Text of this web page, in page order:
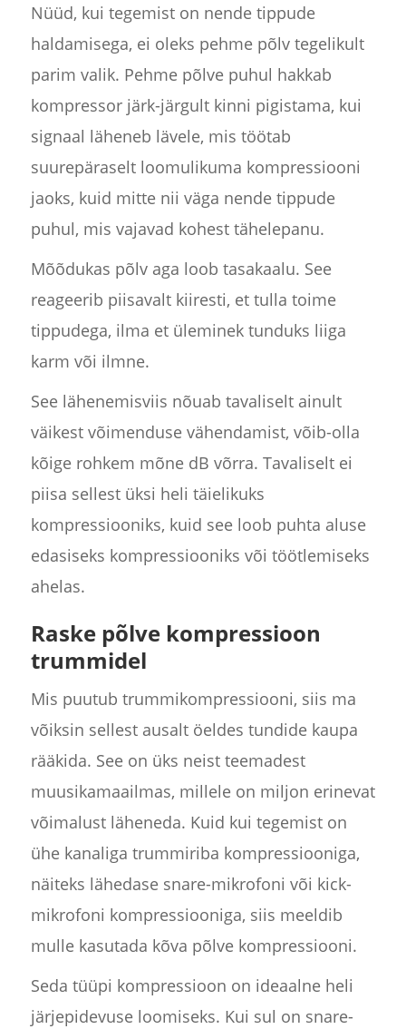
Nüüd, kui tegemist on nende tippude
haldamisega, ei oleks pehme põlv tegelikult
parim valik. Pehme põlve puhul hakkab
kompressor järk-järgult kinni pigistama, kui
signaal läheneb lävele, mis töötab
suurepäraselt loomulikuma kompressiooni
jaoks, kuid mitte nii väga nende tippude
puhul, mis vajavad kohest tähelepanu.
Mõõdukas põlv aga loob tasakaalu. See
reageerib piisavalt kiiresti, et tulla toime
tippudega, ilma et üleminek tunduks liiga
karm või ilmne.
See lähenemisviis nõuab tavaliselt ainult
väikest võimenduse vähendamist, võib-olla
kõige rohkem mõne dB võrra. Tavaliselt ei
piisa sellest üksi heli täielikuks
kompressiooniks, kuid see loob puhta aluse
edasiseks kompressiooniks või töötlemiseks
ahelas.
Raske põlve kompressioon
trummidel
Mis puutub trummikompressiooni, siis ma
võiksin sellest ausalt öeldes tundide kaupa
rääkida. See on üks neist teemadest
muusikamaailmas, millele on miljon erinevat
võimalust läheneda. Kuid kui tegemist on
ühe kanaliga trummiriba kompressiooniga,
näiteks lähedase snare-mikrofoni või kick-
mikrofoni kompressiooniga, siis meeldib
mulle kasutada kõva põlve kompressiooni.
Seda tüüpi kompressioon on ideaalne heli
järjepidevuse loomiseks. Kui sul on snare-